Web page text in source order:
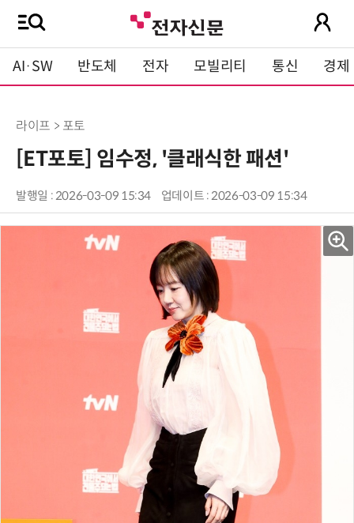
AI·SW 반도체 전자 모빌리티 통신 경제
라이프 > 포토
[ET포토] 임수정, '클래식한 패션'
발행일 : 2026-03-09 15:34 업데이트 : 2026-03-09 15:34